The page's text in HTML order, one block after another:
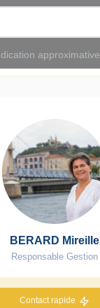
BERARD Mireille
Responsable Gestion
Contact rapide